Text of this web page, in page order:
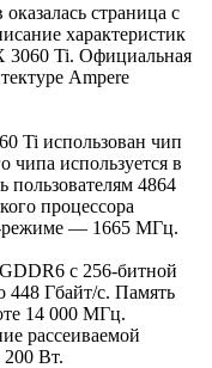
страница с
характеристик
3060 Ti. Официальная
Ampere
Ti использован чип
чипа используется в
4864
процессора
режиме — 1665 МГц.
с 256-битной
Гбайт/с. Память
14 000 МГц.
рассеиваемой
200 Вт.